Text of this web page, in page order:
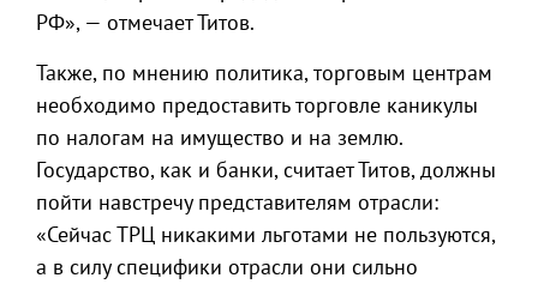
РФ», — отмечает Титов.
Также, по мнению политика, торговым центрам
необходимо предоставить торговле каникулы
по налогам на имущество и на землю.
Государство, как и банки, считает Титов, должны
пойти навстречу представителям отрасли:
«Сейчас ТРЦ никакими льготами не пользуются,
а в силу специфики отрасли они сильно